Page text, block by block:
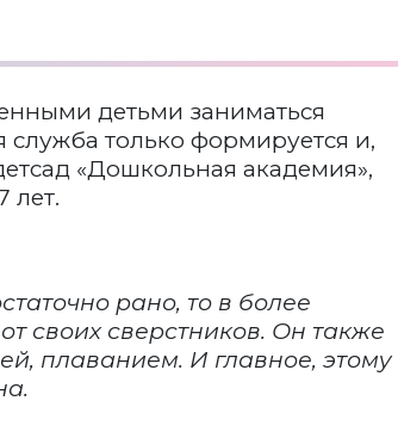
детьми заниматься
служба только формируется и,
«Дошкольная академия»,
лет.
рано, то в более
своих сверстников. Он также
плаванием. И главное, этому